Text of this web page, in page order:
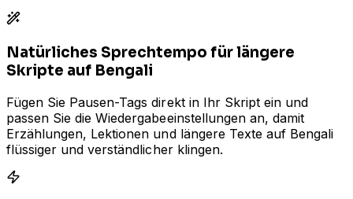
Natürliches Sprechtempo für längere
Skripte auf Bengali
Fügen Sie Pausen-Tags direkt in Ihr Skript ein und
passen Sie die Wiedergabeeinstellungen an, damit
Erzählungen, Lektionen und längere Texte auf Bengali
flüssiger und verständlicher klingen.